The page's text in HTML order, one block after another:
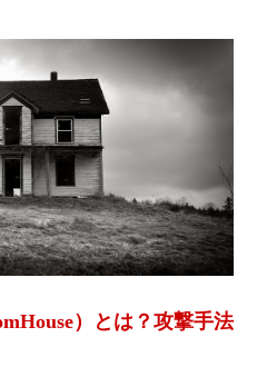
）とは？攻撃手法